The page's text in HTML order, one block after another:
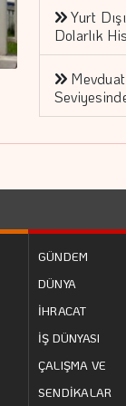
Yurt
Dolarlık
GÜNDEM
DÜNYA
İHRACAT
İŞ DÜNYASI
ÇALIŞMA VE
SENDİKALAR